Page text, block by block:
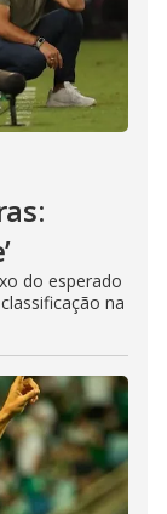
do esperado
na